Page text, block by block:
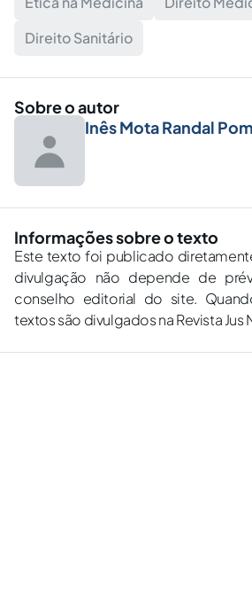
Direito Sanitário
Sobre o autor
Inês Mota Randal
Informações sobre o texto
Este texto foi publicado
divulgação não depende de
conselho editorial do site.
textos são divulgados na Revista Jus